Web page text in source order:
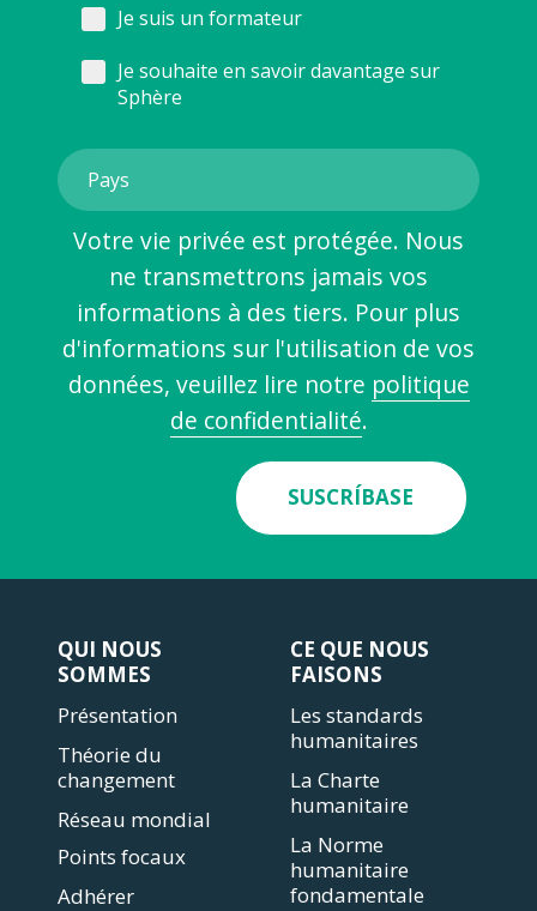
Je suis un formateur
Je souhaite en savoir davantage sur
Sphère
Votre vie privée est protégée. Nous
ne transmettrons jamais vos
informations à des tiers. Pour plus
d'informations sur l'utilisation de vos
données, veuillez lire notre politique
de confidentialité.
SUSCRÍBASE
QUI NOUS
SOMMES
Présentation
Théorie du
changement
Réseau mondial
Points focaux
Adhérer
CE QUE NOUS
FAISONS
Les standards
humanitaires
La Charte
humanitaire
La Norme
humanitaire
fondamentale